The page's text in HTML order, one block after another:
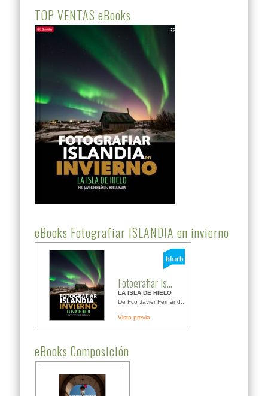
TOP VENTAS eBooks
eBooks Fotografiar ISLANDIA en invierno
Fotografiar Is...
LA ISLA DE HIELO
De Fco Javier Fernánd...
Vista previa
eBooks Composición